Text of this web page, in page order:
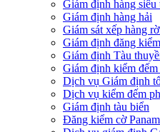
Giám định hàng
Giám định hàng hải
Giám sát xếp hàng
Giám định đăng
Giám định Tàu
Giám định kiểm
Dịch vụ Giám định
Dịch vụ kiểm đếm
Giám định tàu biển
Đăng kiểm cờ